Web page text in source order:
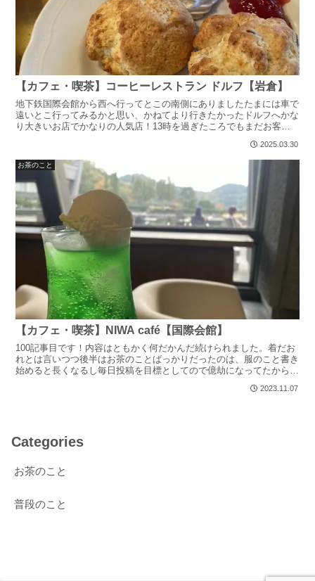
【カフェ・喫茶】コーヒーレストラン ドルフ【岩倉】
地下鉄国際会館から西へ行ってとこの南側にありましたたまには車で
遠いとこ行ってみるかと思い、かねてより行きたかったドルフへかな
り大きいお店でかなりの人気店！13時を過ぎたころでもまだお客さ
2025.03.30
お茶のこと
【カフェ・喫茶】NIWA café【国際会館】
100記事目です！内容はともかく何だかんだ続けられました。着だお
れとは言いつつ後半はお茶のことばっかりだったのは、服のこと書き
始めると長くなるし毎日投稿を目標としてので億劫になってたからで
2023.11.07
Categories
お茶のこと
普段のこと